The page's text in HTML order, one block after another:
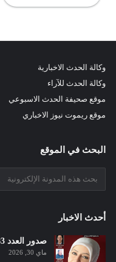
وكالة الحدث الاخبارية
وكالة الحدث للآراء
موقع صحيفة الحدث الاسبوعي
موقع ريموت نيوز الاخباري
البحث في الموقع
أحدث الاخبار
صدور العدد 183 لصحيفة الحدث الاسبوعي من لندن
ماي 30, 2026